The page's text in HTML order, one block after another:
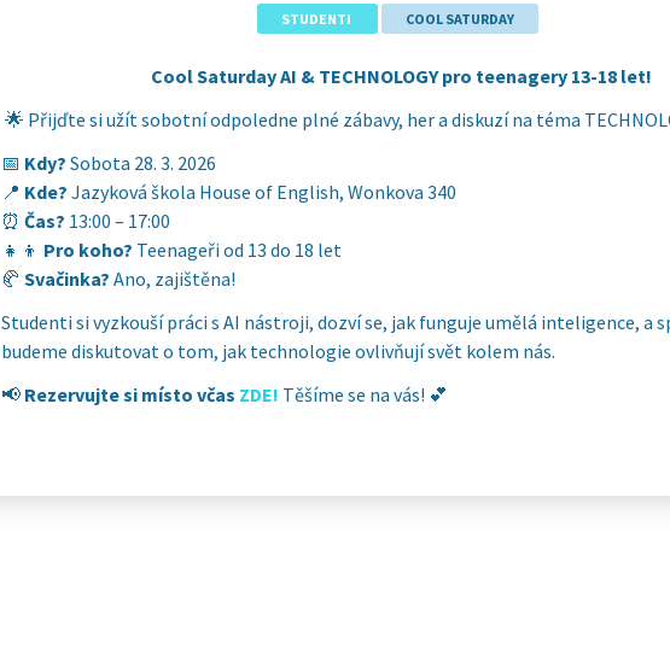
STUDENTI COOL SATURDAY
Cool Saturday AI & TECHNOLOGY pro teenagery 13-18 let!
🌟 Přijďte si užít sobotní odpoledne plné zábavy, her a diskuzí na téma
📅 Kdy? Sobota 28. 3. 2026
📍 Kde? Jazyková škola House of English, Wonkova 340
⏰ Čas? 13:00 – 17:00
👧👦 Pro koho? Teenageři od 13 do 18 let
🥐 Svačinka? Ano, zajištěna!
Studenti si vyzkouší práci s AI nástroji, dozví se, jak funguje umělá inteligence, a
budeme diskutovat o tom, jak technologie ovlivňují svět kolem nás.
📢 Rezervujte si místo včas ZDE! Těšíme se na vás! 💕